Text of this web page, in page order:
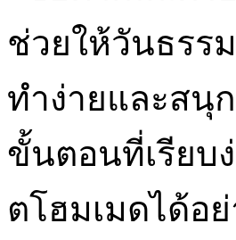
ช่วยให้วันธรร
ทำง่ายและสนุ
ขั้นตอนที่เรียบ
ตโฮมเมดได้อ